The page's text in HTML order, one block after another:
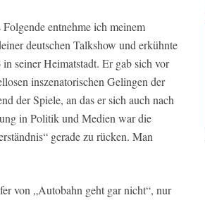
entnehme ich meinem
deutschen Talkshow und erkühnte
seiner Heimatstadt. Er gab sich vor
inszenatorischen Gelingen der
der Spiele, an das er sich auch nach
in Politik und Medien war die
gerade zu rücken. Man
von „Autobahn geht gar nicht“, nur